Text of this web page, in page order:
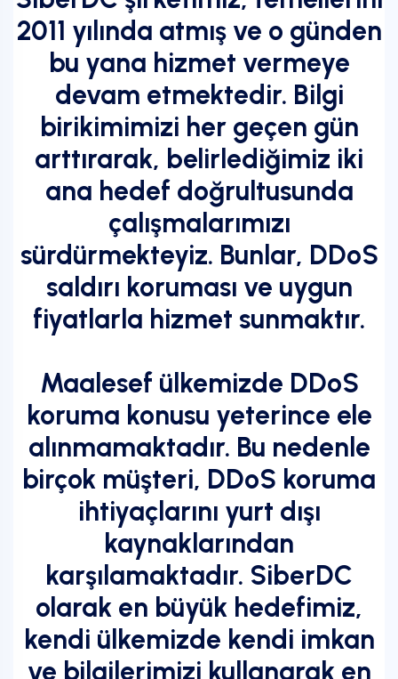
2011 yılında atmış ve o günden
bu yana hizmet vermeye
devam etmektedir. Bilgi
birikimimizi her geçen gün
arttırarak, belirlediğimiz iki
ana hedef doğrultusunda
çalışmalarımızı
sürdürmekteyiz. Bunlar, DDoS
saldırı koruması ve uygun
fiyatlarla hizmet sunmaktır.
Maalesef ülkemizde DDoS
koruma konusu yeterince ele
alınmamaktadır. Bu nedenle
birçok müşteri, DDoS koruma
ihtiyaçlarını yurt dışı
kaynaklarından
karşılamaktadır. SiberDC
olarak en büyük hedefimiz,
kendi ülkemizde kendi imkan
ve bilgilerimizi kullanarak en